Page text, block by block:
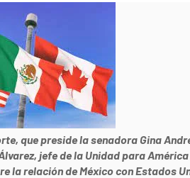
que preside la senadora Gina
jefe de la Unidad para
la relación de México con Estados